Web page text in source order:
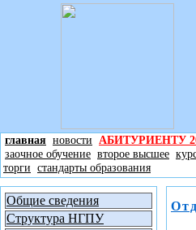
главная новости АБИТУРИЕНТУ
заочное обучение второе высшее
торги стандарты образования
Общие сведения
Структура НГПУ